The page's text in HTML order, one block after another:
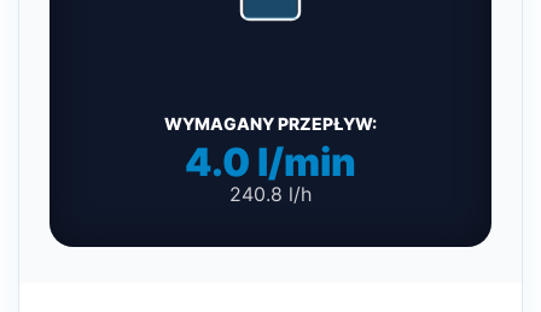
WYMAGANY PRZEPŁYW:
4.0 l/min
240.8 l/h